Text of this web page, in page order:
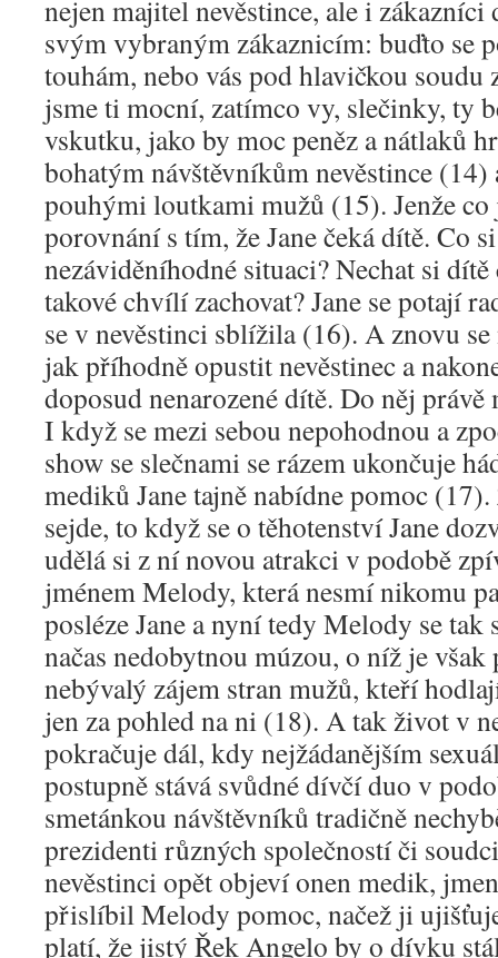
nejen majitel nevěstince, ale i
svým vybraným zákaznicím: buďto se
touhám, nebo vás pod hlavičkou
jsme ti mocní, zatímco vy, slečinky, ty
vskutku, jako by moc peněz a nátlaků
bohatým návštěvníkům nevěstince
pouhými loutkami mužů (15). Jenže co
porovnání s tím, že Jane čeká dítě. Co
nezáviděníhodné situaci? Nechat si
takové chvílí zachovat? Jane se potají
se v nevěstinci sblížila (16). A znovu se
jak příhodně opustit nevěstinec a
doposud nenarozené dítě. Do něj
I když se mezi sebou nepohodnou a
show se slečnami se rázem ukončuje
mediků Jane tajně nabídne pomoc
sejde, to když se o těhotenství Jane
udělá si z ní novou atrakci v podobě
jménem Melody, která nesmí nikomu
posléze Jane a nyní tedy Melody se tak
načas nedobytnou múzou, o níž je
nebývalý zájem stran mužů, kteří
jen za pohled na ni (18). A tak život v
pokračuje dál, kdy nejžádanějším
postupně stává svůdné dívčí duo v
smetánkou návštěvníků tradičně
prezidenti různých společností či
nevěstinci opět objeví onen medik,
přislíbil Melody pomoc, načež ji
platí, že jistý Řek Angelo by o dívku